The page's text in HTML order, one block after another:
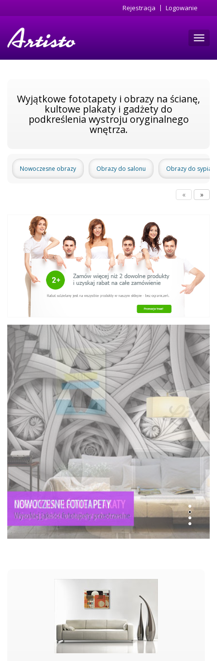
do
Rejestracja Logowanie
Wyjątkowe fototapety i obrazy na ścianę,
kultowe plakaty i gadżety do
podkreślenia wystroju oryginalnego
wnętrza.
Nowoczesne obrazy Obrazy do salonu Obrazy do
« »